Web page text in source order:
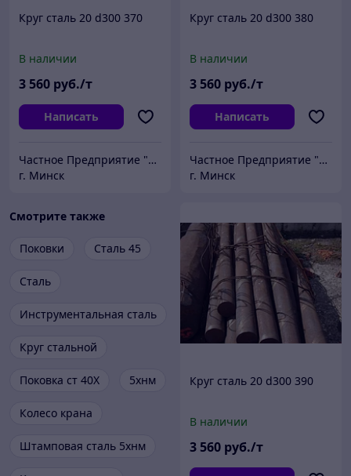
Круг сталь 20 d300 370
В наличии
3 560 руб./т
Написать
Частное Предприятие "ПромШтамп"
г. Минск
Круг сталь 20 d300 380
В наличии
3 560 руб./т
Написать
Частное Предприятие "ПромШтамп"
г. Минск
Смотрите также
Поковки Сталь 45
Сталь
Инструментальная сталь
Круг стальной
Поковка ст 40Х 5хнм
Колесо крана
Штамповая сталь 5хнм
Круг сталь 20 d300 390
В наличии
3 560 руб./т